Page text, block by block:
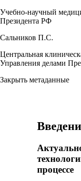
Учебно-научный
Президента РФ
Сальников П.С.
Центральная
Управления делами
Закрыть метаданные
процессе